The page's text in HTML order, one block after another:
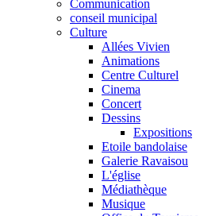
Communication
conseil municipal
Culture
Allées Vivien
Animations
Centre Culturel
Cinema
Concert
Dessins
Expositions
Etoile bandolaise
Galerie Ravaisou
L'église
Médiathèque
Musique